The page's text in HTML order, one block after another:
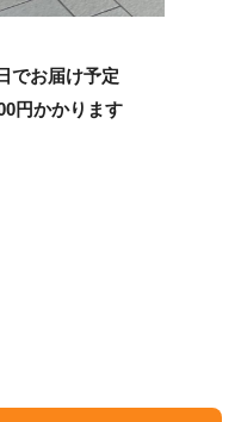
でお届け予定
円かかります